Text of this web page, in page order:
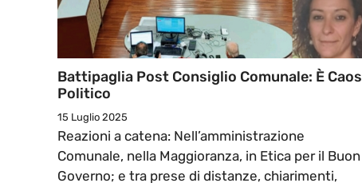
Battipaglia Post Consiglio Comunale: È Caos
Politico
15 Luglio 2025
Reazioni a catena: Nell’amministrazione
Comunale, nella Maggioranza, in Etica per il Buon
Governo; e tra prese di distanze, chiarimenti,